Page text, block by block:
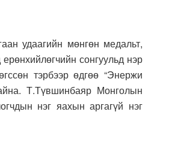
удаагийн мөнгөн медальт,
сонгуульд нэр
тэрбээр өдгөө “Энержи
Т.Түвшинбаяр Монголын
нэг яахын аргагүй нэг